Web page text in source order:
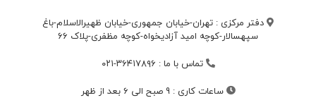
دفتر مرکزی : تهران-خیابان جمهوری-خیابان ظهیرالاسلام-باغ
سپهسالار-کوچه امید آزادیخواه-کوچه مظفری-پلاک 66
تماس با ما : ۳۶۴۱۷۸۹۶-۰۲۱
ساعات کاری : 9 صبح الی 6 بعد از ظهر